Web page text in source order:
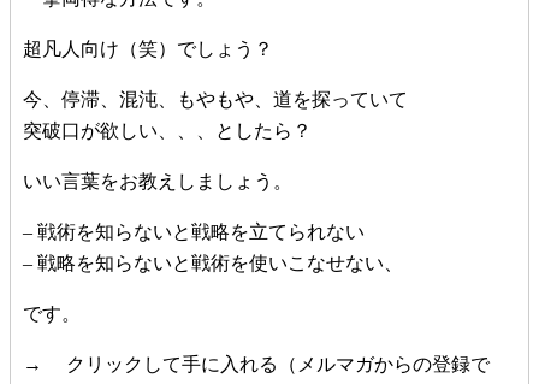
超凡人向け（笑）でしょう？
今、停滞、混沌、もやもや、道を探っていて
突破口が欲しい、、、としたら？
いい言葉をお教えしましょう。
– 戦術を知らないと戦略を立てられない
– 戦略を知らないと戦術を使いこなせない、
です。
→ クリックして手に入れる（メルマガからの登録で